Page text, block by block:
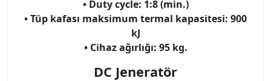
• Duty cycle: 1:8 (min.)
• Tüp kafası maksimum termal kapasitesi: 900
kJ
• Cihaz ağırlığı: 95 kg.
DC Jeneratör